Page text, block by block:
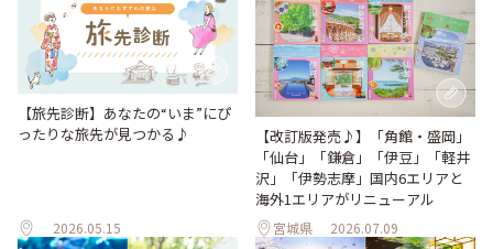
【旅先診断】あなたの“いま”にぴ
ったりな旅先が見つかる♪
2026.05.15
【改訂版発売♪】「角館・盛岡」
「仙台」「鎌倉」「伊豆」「軽井
沢」「伊勢志摩」国内6エリアと
海外1エリアがリニューアル
宮城県 2026.07.09